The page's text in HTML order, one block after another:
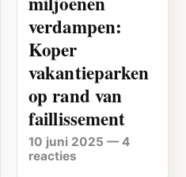
verdampen:
Koper
vakantieparken
op rand van
faillissement
10 juni 2025 —4
reacties